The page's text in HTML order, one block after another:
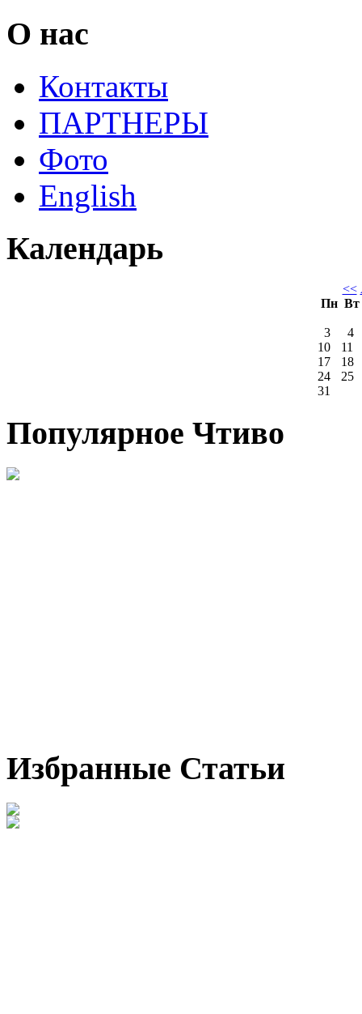
О нас
Контакты
ПАРТНЕРЫ
Фото
English
Календарь
<<
Пн Вт
3
4
10
11
17
18
24
25
31
Популярное Чтиво
Избранные Статьи